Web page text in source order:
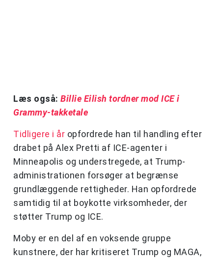
Læs også: Billie Eilish tordner mod ICE i
Grammy-takketale
Tidligere i år opfordrede han til handling efter
drabet på Alex Pretti af ICE-agenter i
Minneapolis og understregede, at Trump-
administrationen forsøger at begrænse
grundlæggende rettigheder. Han opfordrede
samtidig til at boykotte virksomheder, der
støtter Trump og ICE.
Moby er en del af en voksende gruppe
kunstnere, der har kritiseret Trump og MAGA,